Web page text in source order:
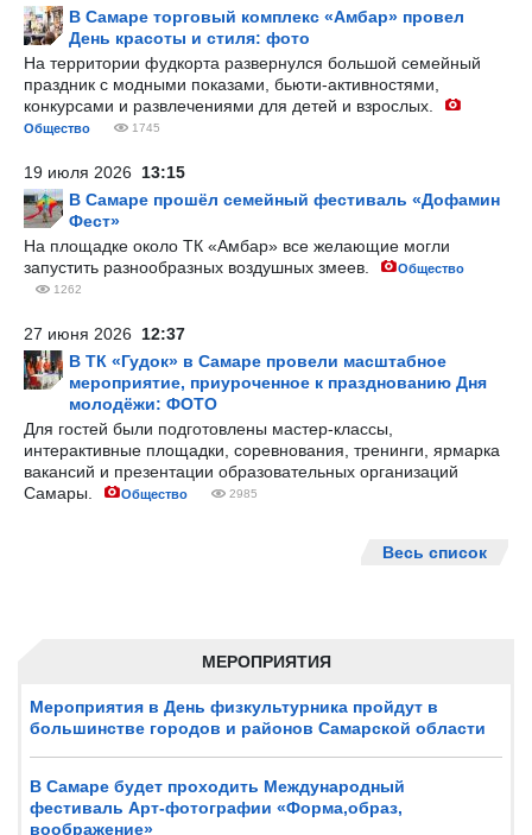
МЕРОПРИЯТИЯ
Мероприятия в День физкультурника пройдут в
большинстве городов и районов Самарской области
В Самаре будет проходить Международный
фестиваль Арт-фотографии «Форма,образ,
воображение»
В Самаре торговый комплекс «Амбар» провел
День красоты и стиля: фото
На территории фудкорта развернулся большой семейный
праздник с модными показами, бьюти-активностями,
конкурсами и развлечениями для детей и взрослых.
Общество 1745
19 июля 2026 13:15
В Самаре прошёл семейный фестиваль «Дофамин
Фест»
На площадке около ТК «Амбар» все желающие могли
запустить разнообразных воздушных змеев.
Общество
1262
27 июня 2026 12:37
В ТК «Гудок» в Самаре провели масштабное
мероприятие, приуроченное к празднованию Дня
молодёжи: ФОТО
Для гостей были подготовлены мастер-классы,
интерактивные площадки, соревнования, тренинги, ярмарка
вакансий и презентации образовательных организаций
Самары.
Общество 2985
Весь список